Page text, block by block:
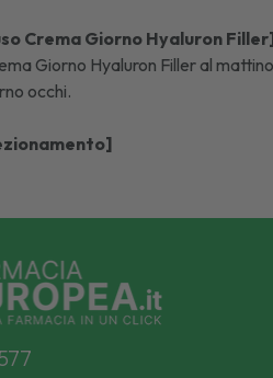
Crema Giorno Hyaluron
Giorno Hyaluron Filler al
occhi.